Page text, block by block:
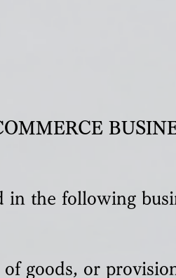
in the following
of goods, or